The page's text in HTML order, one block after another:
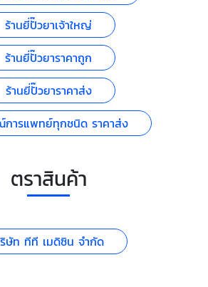
ร้านยี่ปั๊วยาเจ้าใหญ่
ร้านยี่ปั๊วยาราคาถูก
ร้านยี่ปั๊วยาราคาส่ง
ารแพทย์ทุกชนิด ราคาส่ง
ตราสินค้า
ษัท ทีที เมดิซิน จำกัด